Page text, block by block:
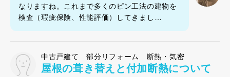
なりますね。これまで多くのピン工法の建物を
検査（瑕疵保険、性能評価）してきまし…
中古戸建て 部分リフォーム 断熱・気密
屋根の葺き替えと付加断熱について